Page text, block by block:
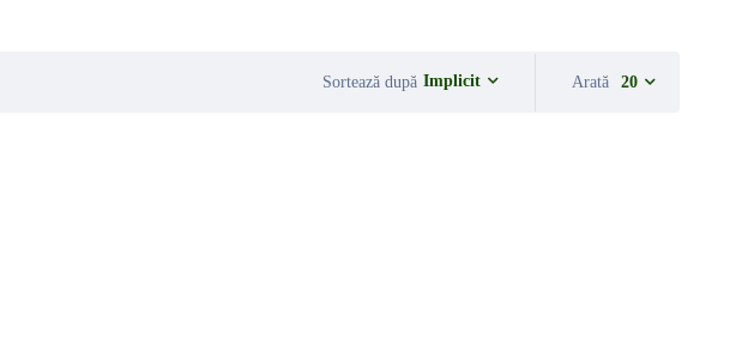
Sortează după Implicit Arată 20